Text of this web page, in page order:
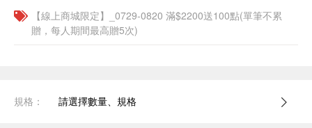
【線上商城限定】_0729-0820 滿$2200送100點(單筆不累
贈，每人期間最高贈5次)
規格： 請選擇數量、規格